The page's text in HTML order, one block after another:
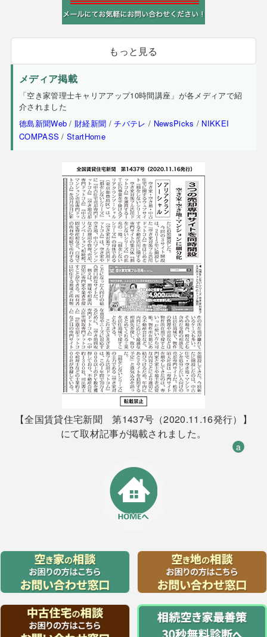
もっと見る
メディア掲載
「空き家管理士キャリアアップ10時間講座」が各メディアで紹
介されました
徳島新聞Web / 財経新聞 /チバテレ / NewsPicks / NIKKEI
COMPASS /StartHome
【全国賃貸住宅新聞 第1437号（2020.11.16発行）】
にて取材記事が掲載されました。
a